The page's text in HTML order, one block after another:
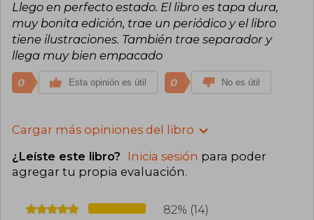
Llego en perfecto estado. El libro es tapa dura,
muy bonita edición, trae un periódico y el libro
tiene ilustraciones. También trae separador y
llega muy bien empacado
0 Esta opinión es útil 0 No es útil
Cargar más opiniones del libro
¿Leíste este libro? Inicia sesión para poder
agregar tu propia evaluación.
82% (14)